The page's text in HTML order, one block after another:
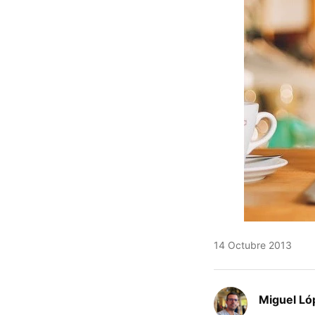
14 Octubre 2013
Miguel